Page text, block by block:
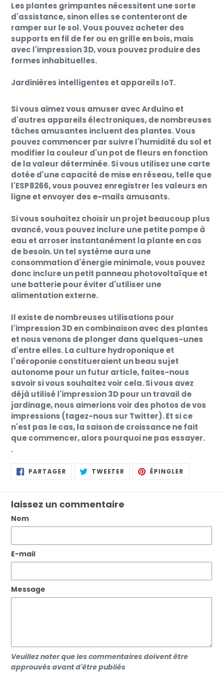
Les plantes grimpantes nécessitent une sorte
d'assistance, sinon elles se contenteront de
ramper sur le sol. Vous pouvez acheter des
supports en fil de fer ou en grille en bois, mais
avec l'impression 3D, vous pouvez produire des
formes inhabituelles.
Jardinières intelligentes et appareils IoT.
Si vous aimez vous amuser avec Arduino et
d'autres appareils électroniques, de nombreuses
tâches amusantes incluent des plantes. Vous
pouvez commencer par suivre l'humidité du sol et
modifier la couleur d'un pot de fleurs en fonction
de la valeur déterminée. Si vous utilisez une carte
dotée d'une capacité de mise en réseau, telle que
l'ESP8266, vous pouvez enregistrer les valeurs en
ligne et envoyer des e-mails amusants.
Si vous souhaitez choisir un projet beaucoup plus
avancé, vous pouvez inclure une petite pompe à
eau et arroser instantanément la plante en cas
de besoin. Un tel système aura une
consommation d'énergie minimale, vous pouvez
donc inclure un petit panneau photovoltaïque et
une batterie pour éviter d'utiliser une
alimentation externe.
Il existe de nombreuses utilisations pour
l'impression 3D en combinaison avec des plantes
et nous venons de plonger dans quelques-unes
d'entre elles. La culture hydroponique et
l'aéroponie constitueraient un beau sujet
autonome pour un futur article, faites-nous
savoir si vous souhaitez voir cela. Si vous avez
déjà utilisé l'impression 3D pour un travail de
jardinage, nous aimerions voir des photos de vos
impressions (tagez-nous sur Twitter). Et si ce
n'est pas le cas, la saison de croissance ne fait
que commencer, alors pourquoi ne pas essayer.
.
PARTAGER PARTAGERTWEETER TWEETER
SUR
ÉPINGLER
laissez un commentaire
Nom
E-mail
Message
Veuillez noter que les commentaires doivent être
approuvés avant d'être publiés